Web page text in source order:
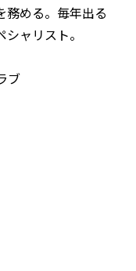
務める。毎年出る
ャリスト。
ブ